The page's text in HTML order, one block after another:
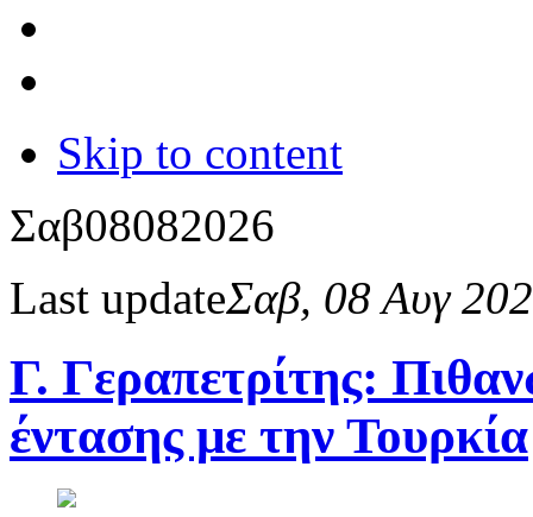
Skip to content
Σαβ08082026
Last updateΣαβ, 08 Αυγ
Γ. Γεραπετρίτης:
έντασης με την Τουρκία